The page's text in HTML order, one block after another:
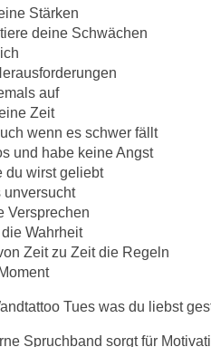
Stärken
deine Schwächen
auf
Zeit
wenn es schwer fällt
und habe keine Angst
du wirst geliebt
unversucht
Versprechen
Wahrheit
Zeit zu Zeit die Regeln
Tues was du liebst
Spruchband sorgt für